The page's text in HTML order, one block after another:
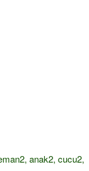
anak2, cucu2,